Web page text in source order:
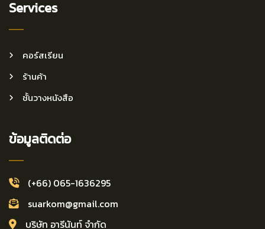
Services
คอร์สเรียน
ร้านค้า
ชั้นวางหนังสือ
ข้อมูลติดต่อ
(+66) 065-1636295
suarkom@gmail.com
บริษัท อารีนันท์ จำกัด